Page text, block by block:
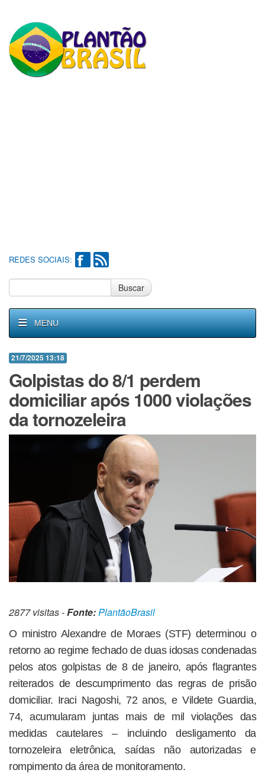
REDES SOCIAIS:
Buscar
MENU
21/7/2025 13:18
Golpistas do 8/1 perdem
domiciliar após 1000 violações
da tornozeleira
2877 visitas -Fonte: PlantãoBrasil
O ministro Alexandre de Moraes (STF) determinou o
retorno ao regime fechado de duas idosas condenadas
pelos atos golpistas de 8 de janeiro, após flagrantes
reiterados de descumprimento das regras de prisão
domiciliar. Iraci Nagoshi, 72 anos, e Vildete Guardia,
74, acumularam juntas mais de mil violações das
medidas cautelares – incluindo desligamento da
tornozeleira eletrônica, saídas não autorizadas e
rompimento da área de monitoramento.